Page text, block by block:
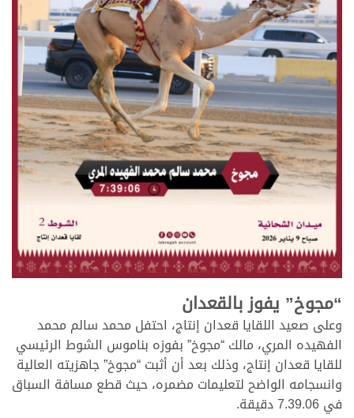
.
“مجوخ” يفوز بالقعدان
وعلى صعيد اللقايا قعدان إنتاج، احتفل محمد سالم محمد
الفهيده المري، مالك “مجوخ” بفوزه بناموس الشوط الرئيسي
للقايا قعدان إنتاج، وذلك بعد أن أثبت “مجوخ” جاهزيته العالية
وانسجامه الواضح لتعليمات مضمره، حيث قطع مسافة السباق
في 7.39.06 دقيقة.